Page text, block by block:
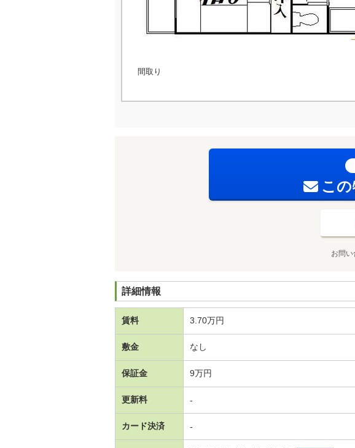
間取り
こ
お問
詳細情報
賃料 3.70万円
敷金 なし
保証金 9万円
更新料 -
カード決済 -